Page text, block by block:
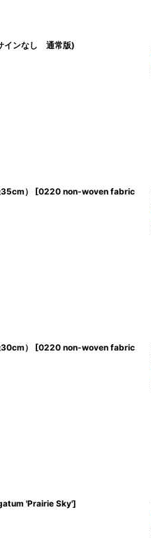
インなし 通常版)
） [0220 non‐woven fabric
） [0220 non‐woven fabric
'Prairie Sky']